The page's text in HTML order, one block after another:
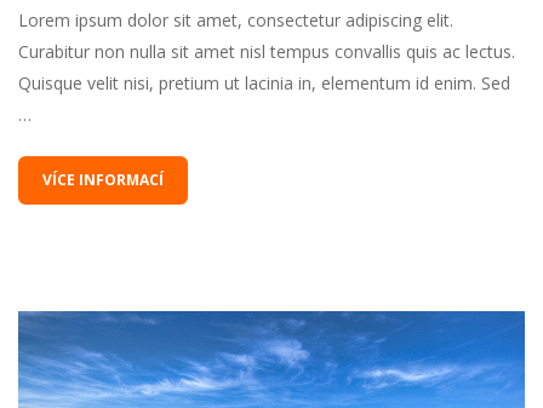
Lorem ipsum dolor sit amet, consectetur adipiscing elit.
Curabitur non nulla sit amet nisl tempus convallis quis ac lectus.
Quisque velit nisi, pretium ut lacinia in, elementum id enim. Sed
…
VÍCE INFORMACÍ